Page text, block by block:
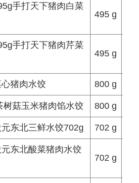
手打天下猪肉白菜
495 g
手打天下猪肉芹菜
495 g
猪肉水饺 800 g
树菇玉米猪肉馅水饺 800 g
东北三鲜水饺702g 702 g
东北酸菜猪肉水饺
702 g